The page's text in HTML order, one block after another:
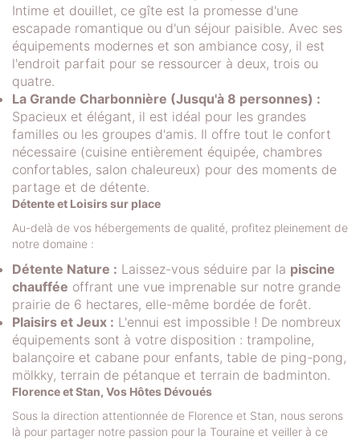
Intime et douillet, ce gîte est la promesse d'une
escapade romantique ou d'un séjour paisible. Avec ses
équipements modernes et son ambiance cosy, il est
l'endroit parfait pour se ressourcer à deux, trois ou
quatre.
La Grande Charbonnière (Jusqu'à 8 personnes) :
Spacieux et élégant, il est idéal pour les grandes
familles ou les groupes d'amis. Il offre tout le confort
nécessaire (cuisine entièrement équipée, chambres
confortables, salon chaleureux) pour des moments de
partage et de détente.
Détente et Loisirs sur place
Au-delà de vos hébergements de qualité, profitez pleinement de
notre domaine :
Détente Nature : Laissez-vous séduire par la piscine
chauffée offrant une vue imprenable sur notre grande
prairie de 6 hectares, elle-même bordée de forêt.
Plaisirs et Jeux : L'ennui est impossible ! De nombreux
équipements sont à votre disposition : trampoline,
balançoire et cabane pour enfants, table de ping-pong,
mölkky, terrain de pétanque et terrain de badminton.
Florence et Stan, Vos Hôtes Dévoués
Sous la direction attentionnée de Florence et Stan, nous serons
là pour partager notre passion pour la Touraine et veiller à ce